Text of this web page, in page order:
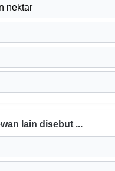
nektar
lain disebut ...